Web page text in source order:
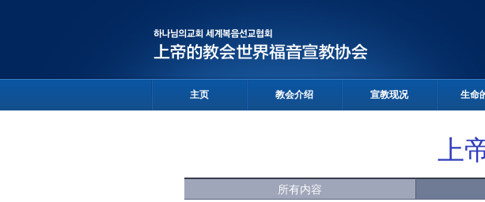
主页 教会介绍 宣教现况 生命
上
所有内容